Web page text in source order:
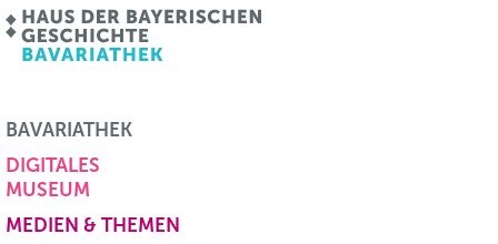
BAVARIATHEK
DIGITALES
MUSEUM
MEDIEN & THEMEN